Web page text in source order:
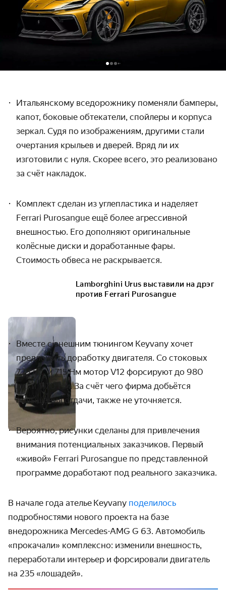
Итальянскому вседорожнику поменяли бамперы,
капот, боковые обтекатели, спойлеры и корпуса
зеркал. Судя по изображениям, другими стали
очертания крыльев и дверей. Вряд ли их
изготовили с нуля. Скорее всего, это реализовано
за счёт накладок.
Комплект сделан из углепластика и наделяет
Ferrari Purosangue ещё более агрессивной
внешностью. Его дополняют оригинальные
колёсные диски и доработанные фары.
Стоимость обвеса не раскрывается.
Lamborghini Urus выставили на дрэг
против Ferrari Purosangue
Вместе с внешним тюнингом Keyvany хочет
предложить доработку двигателя. Со стоковых
725 л.с. и 715 Нм мотор V12 форсируют до 980
л.с. и 1170 Нм. За счёт чего фирма добьётся
повышения отдачи, также не уточняется.
Вероятно, рисунки сделаны для привлечения
внимания потенциальных заказчиков. Первый
«живой» Ferrari Purosangue по представленной
программе доработают под реального заказчика.
В начале года ателье Keyvany поделилось
подробностями нового проекта на базе
внедорожника Mercedes-AMG G 63. Автомобиль
«прокачали» комплексно: изменили внешность,
переработали интерьер и форсировали двигатель
на 235 «лошадей».